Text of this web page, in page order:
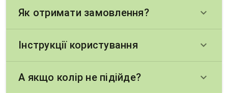
Як отримати замовлення? keyboard_arrow_down
Інструкції користування keyboard_arrow_down
А якщо колір не підійде? keyboard_arrow_down